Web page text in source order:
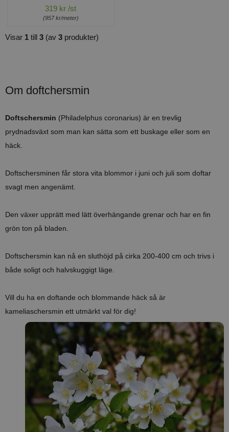
319 kr /st
(957 kr/meter)
Visar 1 till 3 (av 3 produkter)
Om doftchersmin
Doftschersmin (Philadelphus coronarius) är en trevlig
prydnadsväxt som man kan sätta som ett buskage eller som en
häck.
Doftschersminen får stora vita blommor i juni och juli som doftar
svagt men angenämt.
Den växer upprätt med lätt överhängande grenar och har en fin
grön ton på bladen.
Doftschersmin kan nå en sluthöjd på cirka 200-400 cm och trivs i
både soligt och halvskuggigt läge.
Vill du ha en doftande och blommande häck så är
kameliaschersmin ett utmärkt val för dig!